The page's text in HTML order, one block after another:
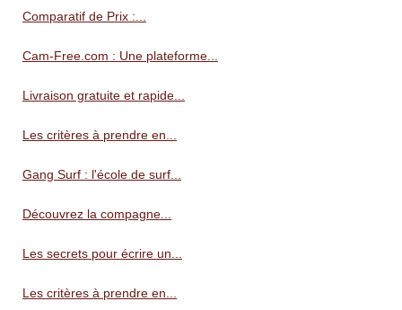
Comparatif de Prix :...
Cam-Free.com : Une plateforme...
Livraison gratuite et rapide...
Les critères à prendre en...
Gang Surf : l'école de surf...
Découvrez la compagne...
Les secrets pour écrire un...
Les critères à prendre en...